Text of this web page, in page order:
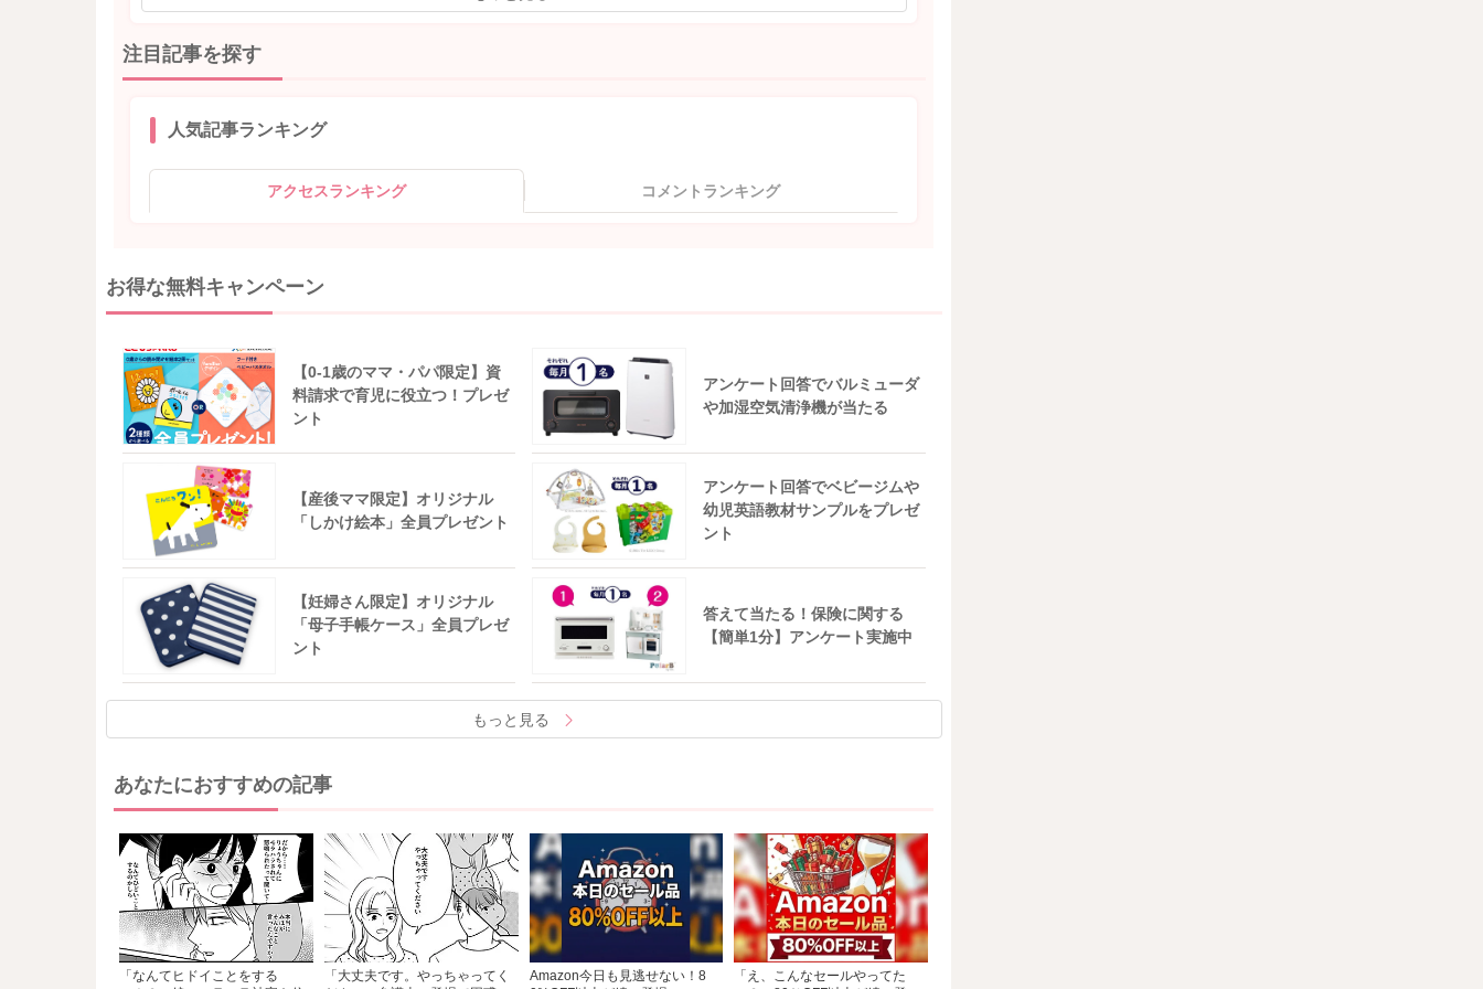
注目記事を探す
人気記事ランキング
アクセスランキング コメントランキング
お得な無料キャンペーン
【0-1歳のママ・パパ限定】資
料請求で育児に役立つ！プレゼ
ント
アンケート回答でバルミューダ
や加湿空気清浄機が当たる
【産後ママ限定】オリジナル
「しかけ絵本」全員プレゼント
アンケート回答でベビージムや
幼児英語教材サンプルをプレゼ
ント
【妊婦さん限定】オリジナル
「母子手帳ケース」全員プレゼ
ント
答えて当たる！保険に関する
【簡単1分】アンケート実施中
もっと見る
あなたにおすすめの記事
「なんてヒドイことをする
「大丈夫です。やっちゃってく
Amazon今日も見逃せない！8
「え、こんなセールやってた